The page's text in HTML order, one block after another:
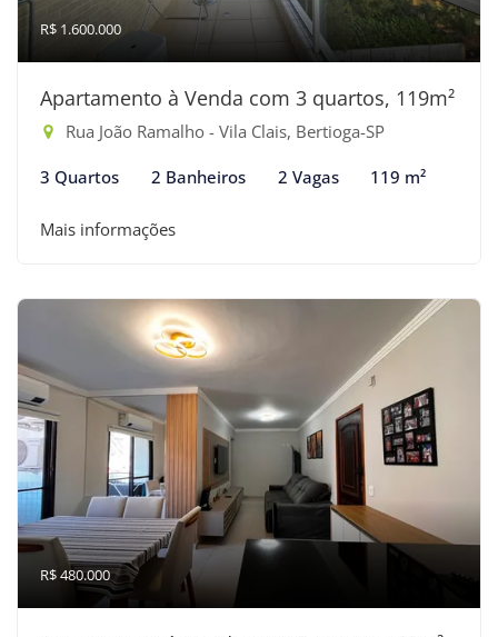
R$ 1.600.000
Apartamento à Venda com 3 quartos, 119m²
Rua João Ramalho - Vila Clais, Bertioga-SP
3 Quartos 2 Banheiros 2 Vagas 119 m²
Mais informações
R$ 480.000